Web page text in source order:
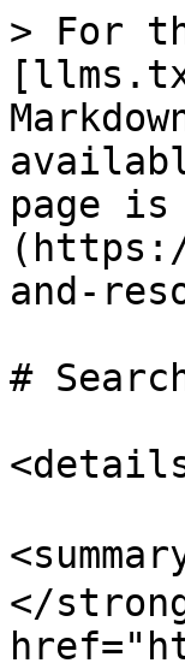
> For
page is
and-
#
</